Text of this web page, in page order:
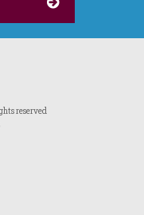
reserved